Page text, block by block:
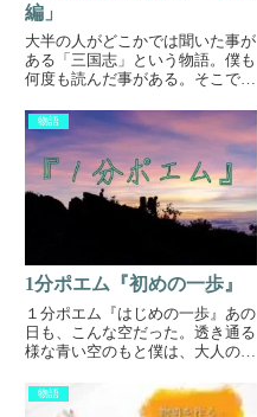
編」
大半の人がどこかでは聞いた事が
ある「三国志」という物語。僕も
何度も読んだ事がある。そこで、
まず、キャラクターの個性の強さ
だと思う。曹操という人物像曹操
は、軍略家。今でいうと大企業の
社長みたいに色んな事を冷静に
時...
物語
1分ポエム『初めの一歩』
１分ポエム『はじめの一歩』あの
日も、こんな空だった。透き通る
様な青い空のもと僕は、大人の階
の一人暮らしだ。恥ずかしいぐら
いの、初々しさをまとい、慣れな
物語